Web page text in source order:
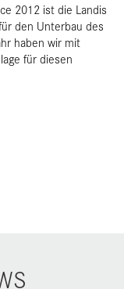
2012 ist die Landis
den Unterbau des
haben wir mit
für diesen